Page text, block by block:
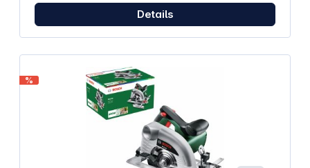
Hartschalenkoffer 1x Tiefziehteil f. MAKPAC 2x
Stichsägeblatt B-10 für Holz 2x Stichsägeblatt BR-13
Stiftschlüssel
Details
%